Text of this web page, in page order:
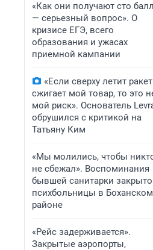
«Как они получают сто
— серьезный вопрос». О
кризисе ЕГЭ, всего
образования и ужасах
приемной кампании
«Если сверху летит
сжигает мой товар, то это
мой риск». Основатель
обрушился с критикой на
Татьяну Ким
«Мы молились, чтобы
не сбежал». Воспоминания
бывшей санитарки
психбольницы в Боханском
районе
«Рейс задерживается».
Закрытые аэропорты,